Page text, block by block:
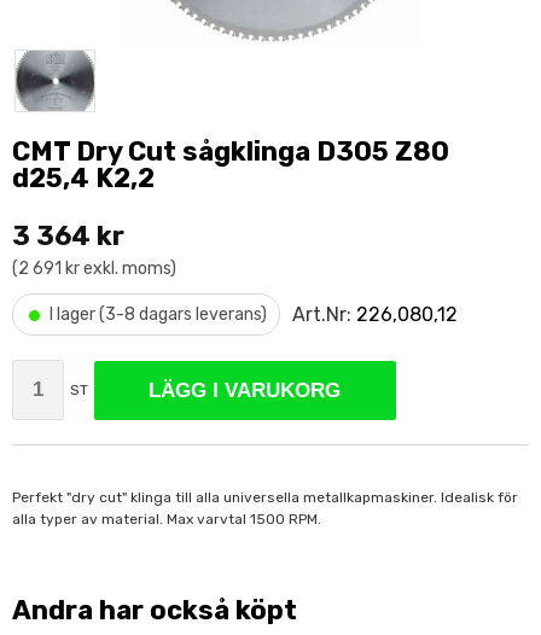
CMT Dry Cut sågklinga D305 Z80
d25,4 K2,2
3 364 kr
(2 691 kr exkl. moms)
• I lager (3-8 dagars leverans) Art.Nr: 226,080,12
ST LÄGG I VARUKORG
Perfekt "dry cut" klinga till alla universella metallkapmaskiner. Idealisk för
alla typer av material. Max varvtal 1500 RPM.
Andra har också köpt